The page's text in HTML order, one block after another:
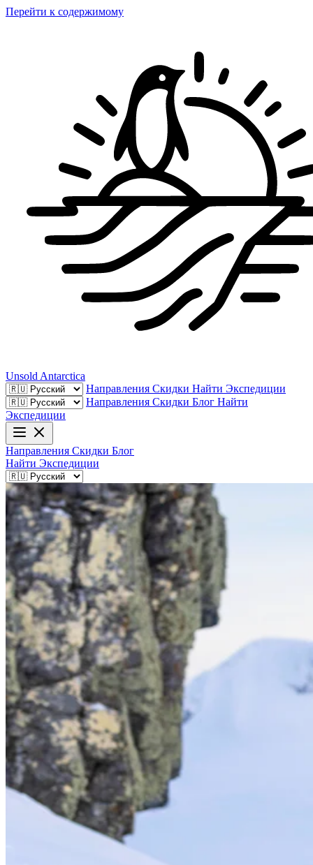
Перейти к содержимому
Unsold Antarctica
Направления Скидки Найти Экспедиции
Направления Скидки Блог Найти
Экспедиции
Направления Скидки Блог
Найти Экспедиции